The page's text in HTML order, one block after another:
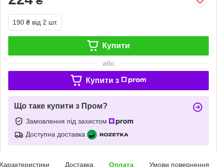
190 ₴ від 2 шт.
Купити
або
Купити з
Що таке купити з Пром?
Замовлення під захистом
Доступна доставка
Доставка Оплата Умови повернення